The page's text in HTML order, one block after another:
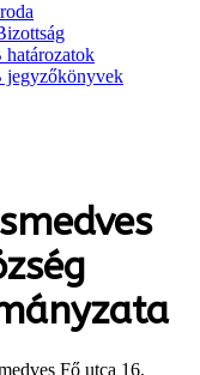
Fő utca 16.